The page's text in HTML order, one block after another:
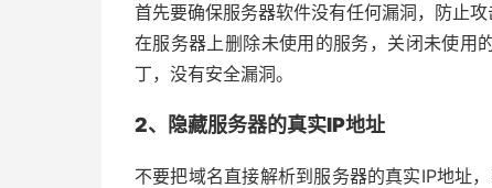
首先要确保服务器软件没有任何漏洞，防止
在服务器上删除未使用的服务，关闭未使用
丁，没有安全漏洞。
2、隐藏服务器的真实IP地址
不要把域名直接解析到服务器的真实IP地址